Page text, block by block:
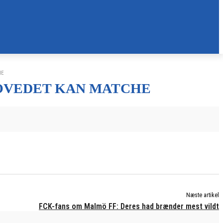
KAN MATCHE
Næste artikel
FCK-fans om Malmö FF: Deres had brænder mest vildt